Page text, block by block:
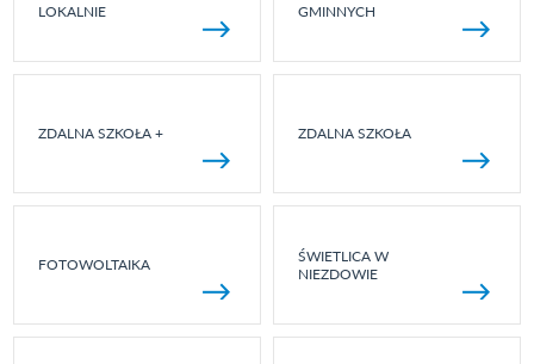
LOKALNIE
GMINNYCH
ZDALNA SZKOŁA + ZDALNA SZKOŁA
FOTOWOLTAIKA
ŚWIETLICA W
NIEZDOWIE